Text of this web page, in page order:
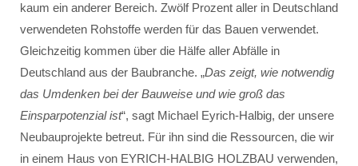
kaum ein anderer Bereich. Zwölf Prozent aller in Deutschland
verwendeten Rohstoffe werden für das Bauen verwendet.
Gleichzeitig kommen über die Hälfe aller Abfälle in
Deutschland aus der Baubranche. „Das zeigt, wie notwendig
das Umdenken bei der Bauweise und wie groß das
Einsparpotenzial ist“, sagt Michael Eyrich-Halbig, der unsere
Neubauprojekte betreut. Für ihn sind die Ressourcen, die wir
in einem Haus von EYRICH-HALBIG HOLZBAU verwenden,